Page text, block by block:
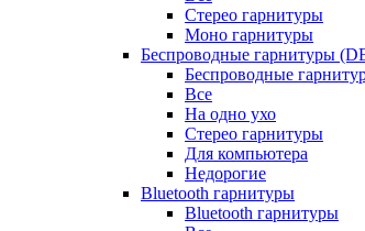
Стерео гарнитуры
Моно гарнитуры
Беспроводные гарнитуры
Беспроводные
Все
На одно ухо
Стерео гарнитуры
Для компьютера
Недорогие
Bluetooth гарнитуры
Bluetooth гарнитуры